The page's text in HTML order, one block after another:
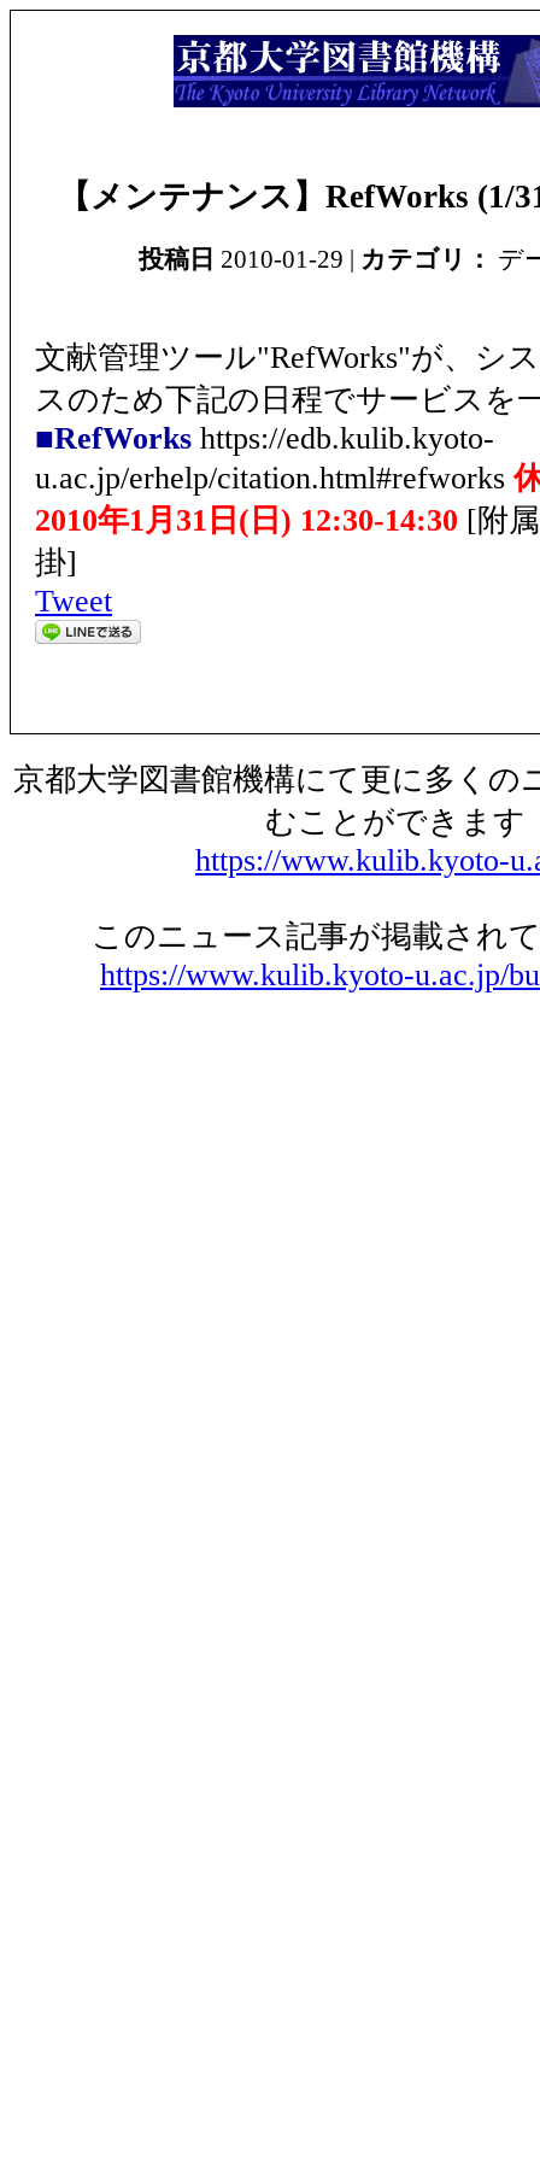
【メンテナンス】RefWorks (1/
投稿日 2010-01-29 | カテゴリ： デ
文献管理ツール"RefWorks"が、シ
スのため下記の日程でサービスを
■RefWorks https://edb.kulib.kyoto-
u.ac.jp/erhelp/citation.html#refworks
2010年1月31日(日) 12:30-14:30 [附
掛]
Tweet
京都大学図書館機構にて更に多くの
むことができます
https://www.kulib.kyoto-
このニュース記事が掲載され
https://www.kulib.kyoto-u.ac.jp/